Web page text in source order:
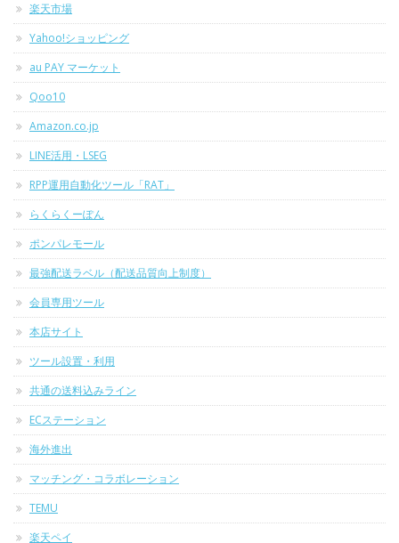
楽天市場
Yahoo!ショッピング
au PAY マーケット
Qoo10
Amazon.co.jp
LINE活用・LSEG
RPP運用自動化ツール「RAT」
らくらくーぽん
ポンパレモール
最強配送ラベル（配送品質向上制度）
会員専用ツール
本店サイト
ツール設置・利用
共通の送料込みライン
ECステーション
海外進出
マッチング・コラボレーション
TEMU
楽天ペイ